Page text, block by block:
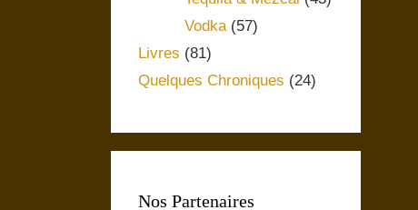
Vodka (57)
Livres (81)
Quelques Chroniques (24)
Nos Partenaires